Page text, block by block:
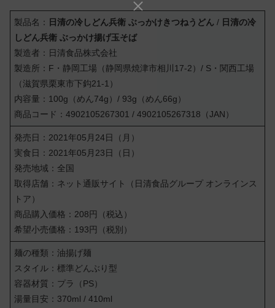
製品名： 日清の冷しどん兵衛 ぶっかけきつねうどん / 日清の冷
しどん兵衛 ぶっかけ揚げ玉そば
製造者：日清食品株式会社
製造所：F・静岡工場（静岡県焼津市相川17-2）/ S・関西工場
（滋賀県栗東市下鈎21-1）
内容量：100g（めん74g）/ 93g（めん66g）
商品コード：4902105267301 / 4902105267318（JAN）
発売日：2021年05月24日（月）
実食日：2021年05月23日（日）
発売地域：全国
取得店舗：ネット通販サイト（日清食品グループ オンラインス
トア）
商品購入価格：208円（税込）
希望小売価格：193円（税別）
麺の種類：油揚げ麺
スタイル：標準どんぶり型
容器材質：プラ（PS）
湯量目安：370ml / 410ml